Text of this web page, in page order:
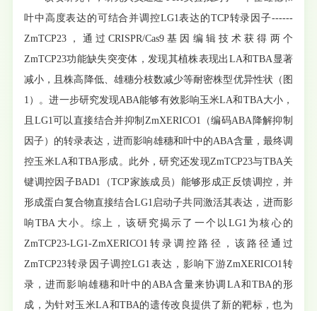
叶中高度表达的可结合并调控LG1表达的TCP转录因子------
ZmTCP23，通过CRISPR/Cas9基因编辑技术获得两个
ZmTCP23功能缺失突变体，发现其植株表现出LA和TBA显著
减小，且株高降低、雄穗分枝数减少等耐密株型优异性状（图
1）。进一步研究发现ABA能够有效影响玉米LA和TBA大小，
且LG1可以直接结合并抑制ZmXERICO1（编码ABA降解抑制
因子）的转录表达，进而影响雄穗和叶中的ABA含量，最终调
控玉米LA和TBA形成。此外，研究还发现ZmTCP23与TBA关
键调控因子BAD1（TCP家族成员）能够形成正反馈调控，并
形成蛋白复合物直接结合LG1启动子共同激活其表达，进而影
响TBA大小。综上，该研究揭示了一个以LG1为核心的
ZmTCP23-LG1-ZmXERICO1转录调控路径，该路径通过
ZmTCP23转录因子调控LG1表达，影响下游ZmXERICO1转
录，进而影响雄穗和叶中的ABA含量来协调LA和TBA的形
成，为针对玉米LA和TBA的‌遗传改良提供了新的靶标，也为